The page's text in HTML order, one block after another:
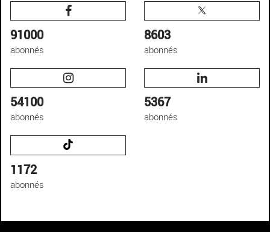
91000
abonnés
8603
abonnés
54100
abonnés
5367
abonnés
1172
abonnés